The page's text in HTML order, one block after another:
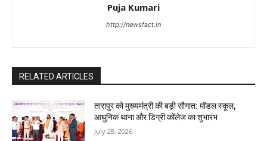
Puja Kumari
http://newsfact.in
RELATED ARTICLES
तारापुर को मुख्यमंत्री की बड़ी सौगात: मॉडल स्कूल,
आधुनिक थाना और डिग्री कॉलेज का शुभारंभ
July 28, 2026